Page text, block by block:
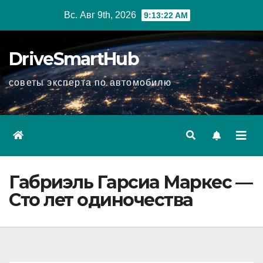
Вс. Авг 9th, 2026 9:13:23 AM
DriveSmartHub
советы эксперта по автомобилю
Габриэль Гарсиа Маркес —
Сто лет одиночества